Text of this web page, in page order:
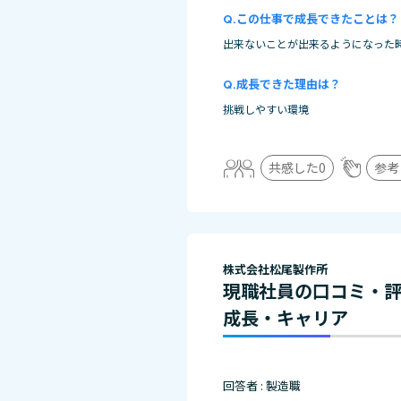
この仕事で成長できたことは？
出来ないことが出来るようになった
成長できた理由は？
挑戦しやすい環境
共感した0 参
株式会社松尾製作所
現職社員の口コミ・
成長・キャリア
回答者 : 製造職